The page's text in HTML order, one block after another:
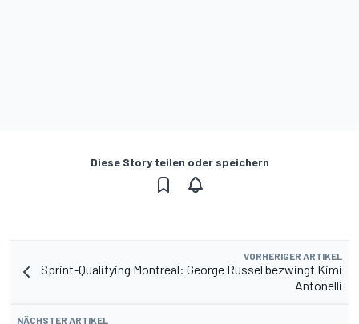
Diese Story teilen oder speichern
VORHERIGER ARTIKEL
Sprint-Qualifying Montreal: George Russel bezwingt Kimi
Antonelli
NÄCHSTER ARTIKEL